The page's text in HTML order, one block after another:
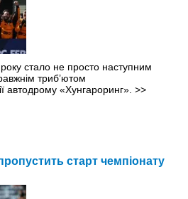
стало не просто наступним
триб’ютом
автодрому «Хунгароринг». >>
старт чемпіонату